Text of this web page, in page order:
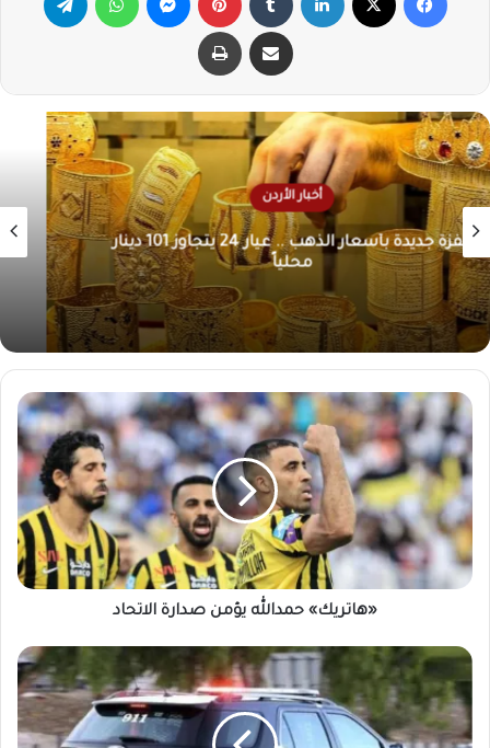
أخبار الأردن
الاثنين 10 آب .. موعد إعلان نتائج الثانوية العامة
2026
«هاتريك» حمدالله يؤمن صدارة الاتحاد